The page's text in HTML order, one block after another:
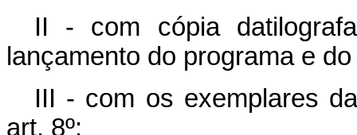
II - com cópia
lançamento do programa e
III - com os exemplares
art. 8º;